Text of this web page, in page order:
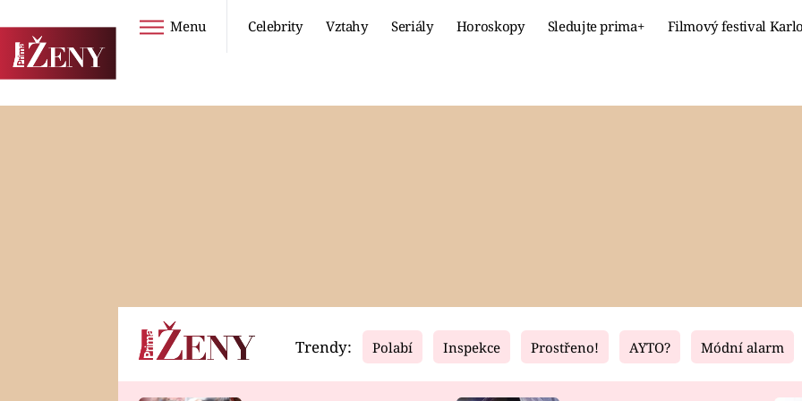
Menu Celebrity Vztahy Seriály Horoskopy Sledujte prima+ Filmový festival
Horoskopy Video Fresh Living
Trendy: Polabí Inspekce Prostřeno! AYTO? Módní alarm